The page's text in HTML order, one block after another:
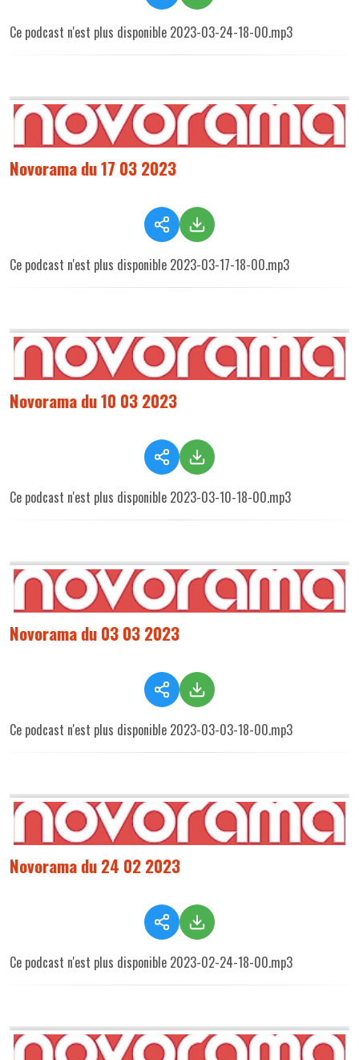
Ce podcast n'est plus disponible 2023-03-24-18-00.mp3
Novorama du 17 03 2023
Ce podcast n'est plus disponible 2023-03-17-18-00.mp3
Novorama du 10 03 2023
Ce podcast n'est plus disponible 2023-03-10-18-00.mp3
Novorama du 03 03 2023
Ce podcast n'est plus disponible 2023-03-03-18-00.mp3
Novorama du 24 02 2023
Ce podcast n'est plus disponible 2023-02-24-18-00.mp3